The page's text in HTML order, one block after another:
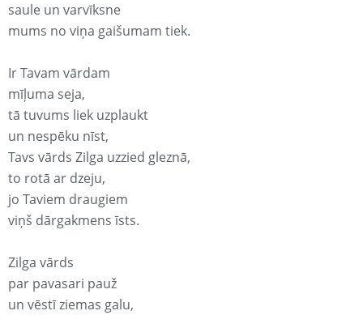
saule un varvīksne
mums no viņa gaišumam tiek.
Ir Tavam vārdam
mīļuma seja,
tā tuvums liek uzplaukt
un nespēku nīst,
Tavs vārds Zilga uzzied gleznā,
to rotā ar dzeju,
jo Taviem draugiem
viņš dārgakmens īsts.
Zilga vārds
par pavasari pauž
un vēstī ziemas galu,